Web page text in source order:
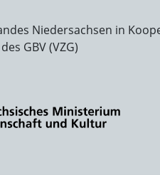
Niedersachsen in
GBV (VZG)